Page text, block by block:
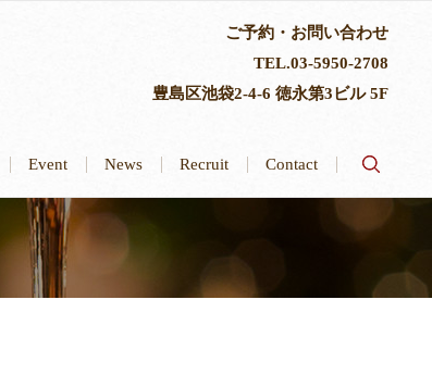
ご予約・お問い合わせ
TEL.03-5950-2708
豊島区池袋2-4-6 徳永第3ビル 5F
Event News Recruit Contact